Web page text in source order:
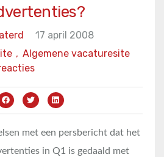
17 april 2008
Algemene vacaturesite
,
met een persbericht dat het
in Q1 is gedaald met